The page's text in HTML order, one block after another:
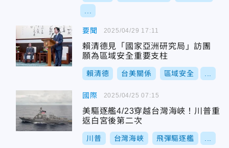
要聞
賴清德見「國家亞洲研究局」訪團
願為區域安全重要支柱
賴清德 台美關係 區域安全
2025/04/29 17:11
國際
美驅逐艦4/23穿越台灣海峽！川普重
返白宮後第二次
川普 台灣海峽 飛彈驅逐艦
2025/04/25 07:15